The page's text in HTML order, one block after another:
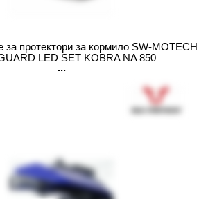
за протектори за кормило SW-MOTECH
LED SET KOBRA NA 850